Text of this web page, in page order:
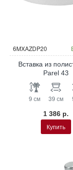
6MXAZDP20
Вставка из
Parel 43
9 см 39 см
1 386 р.
Купить